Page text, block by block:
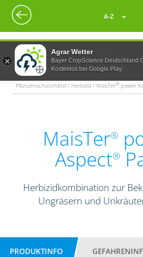
Agrar Wetter
Bayer CropScience Deutschland
Kostenlos bei Google Play
A-Z
Pflanzenschutzmittel / Herbizid / MaisTer® power
MaisTer®
Aspect®
Herbizidkombination zur
Ungräsern und
PRODUKTINFO